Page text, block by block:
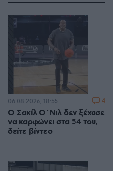
Ο Σακίλ Ο΄Νιλ δεν ξέχασε
να καρφώνει στα 54 του,
δείτε βίντεο
06.08.2026, 18:55 4